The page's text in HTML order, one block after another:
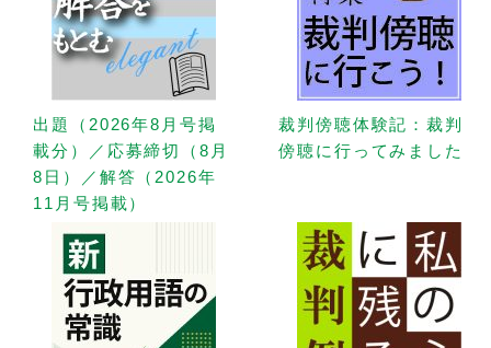
出題（2026年8月号掲
載分）／応募締切（8月
8日）／解答（2026年
11月号掲載）
裁判傍聴体験記：裁判
傍聴に行ってみました